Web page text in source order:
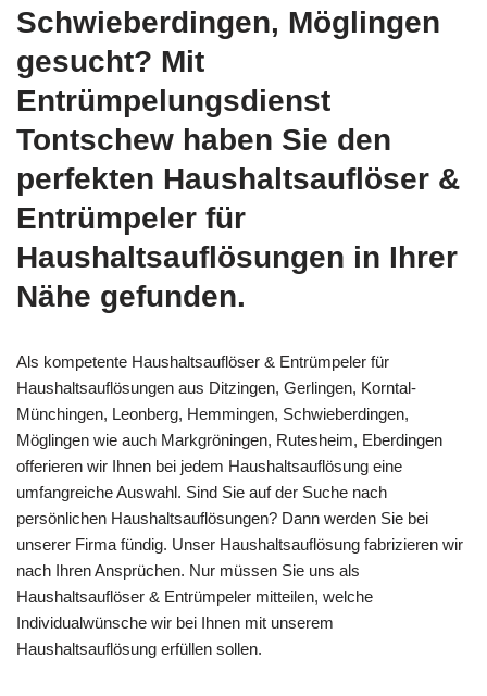
Schwieberdingen, Möglingen
gesucht? Mit
Entrümpelungsdienst
Tontschew haben Sie den
perfekten Haushaltsauflöser &
Entrümpeler für
Haushaltsauflösungen in Ihrer
Nähe gefunden.
Als kompetente Haushaltsauflöser & Entrümpeler für
Haushaltsauflösungen aus Ditzingen, Gerlingen, Korntal-
Münchingen, Leonberg, Hemmingen, Schwieberdingen,
Möglingen wie auch Markgröningen, Rutesheim, Eberdingen
offerieren wir Ihnen bei jedem Haushaltsauflösung eine
umfangreiche Auswahl. Sind Sie auf der Suche nach
persönlichen Haushaltsauflösungen? Dann werden Sie bei
unserer Firma fündig. Unser Haushaltsauflösung fabrizieren wir
nach Ihren Ansprüchen. Nur müssen Sie uns als
Haushaltsauflöser & Entrümpeler mitteilen, welche
Individualwünsche wir bei Ihnen mit unserem
Haushaltsauflösung erfüllen sollen.